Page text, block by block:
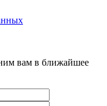
вам в ближайшее